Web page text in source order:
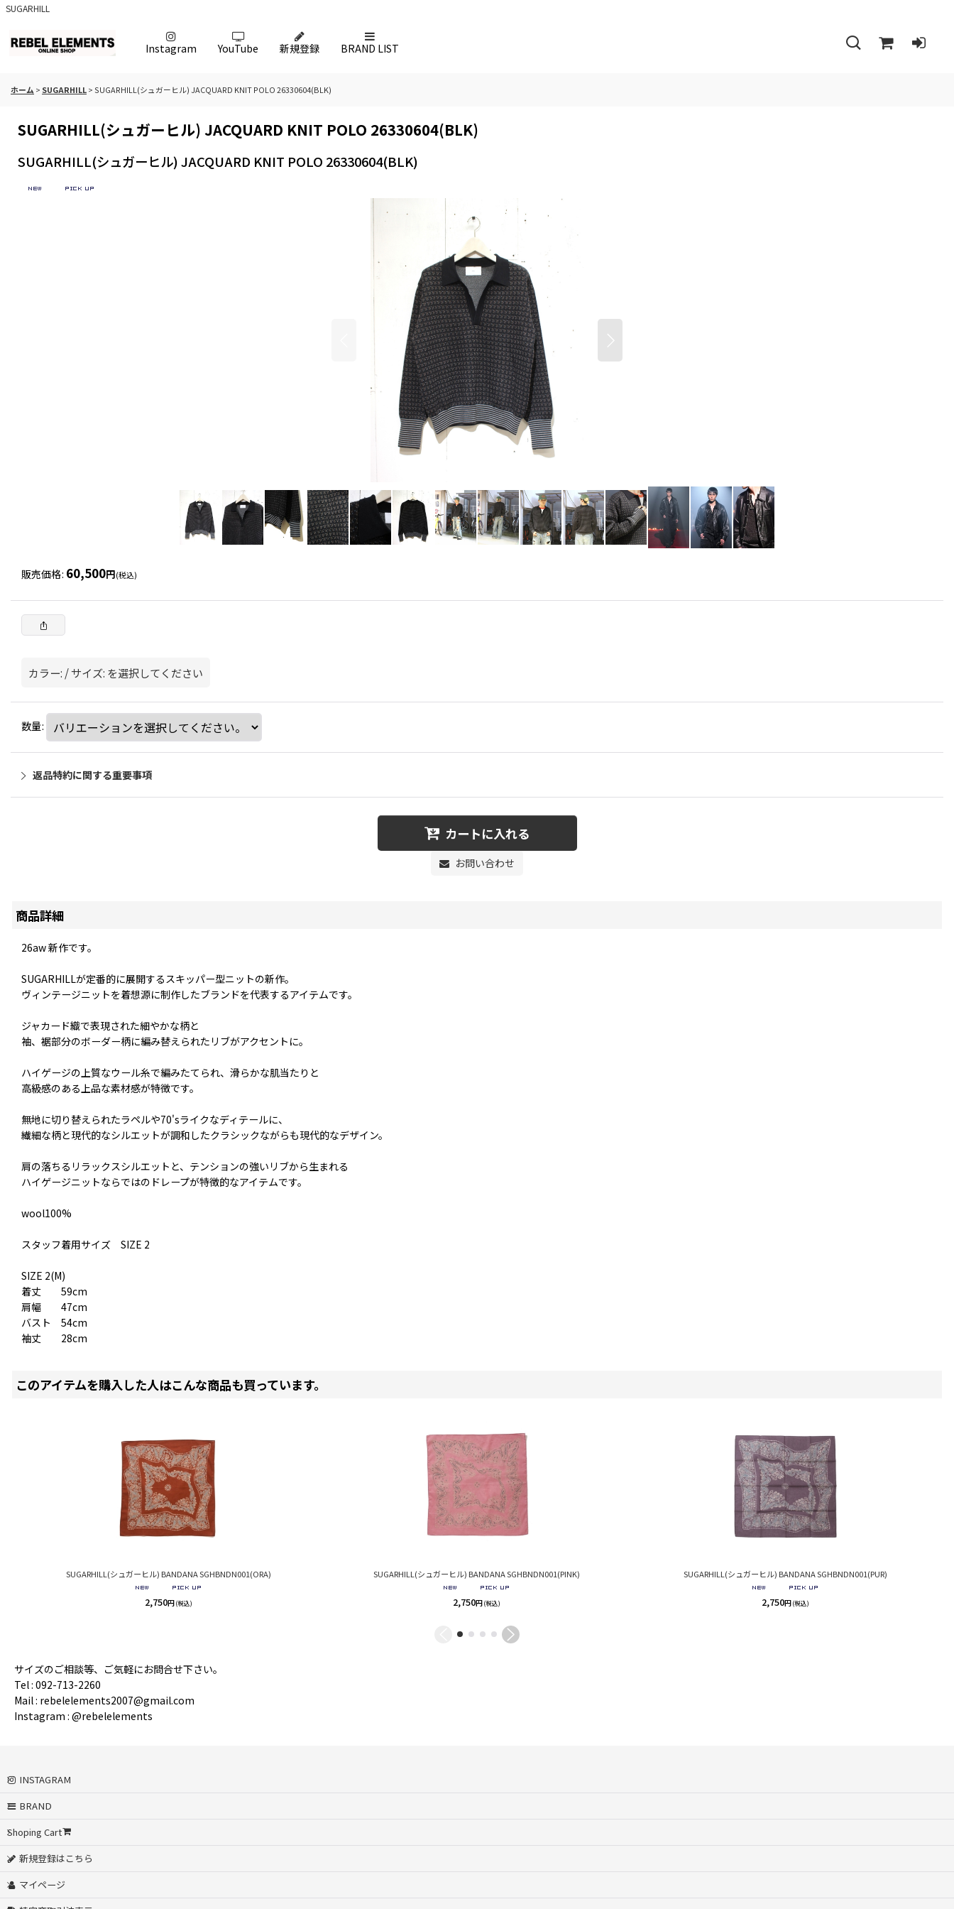
SUGARHILL
Instagram YouTube 新規登録 BRAND LIST
ホーム > SUGARHILL> SUGARHILL(シュガーヒル) JACQUARD KNIT POLO 26330604(BLK)
SUGARHILL(シュガーヒル) JACQUARD KNIT POLO 26330604(BLK)
SUGARHILL(シュガーヒル) JACQUARD KNIT POLO 26330604(BLK)
販売価格: 60,500円(税込)
カラー: /サイズ: を選択してください
数量:
返品特約に関する重要事項
カートに入れる
お問い合わせ
商品詳細
26aw 新作です。
SUGARHILLが定番的に展開するスキッパー型ニットの新作。
ヴィンテージニットを着想源に制作したブランドを代表するアイテムです。
ジャカード織で表現された細やかな柄と
袖、裾部分のボーダー柄に編み替えられたリブがアクセントに。
ハイゲージの上質なウール糸で編みたてられ、滑らかな肌当たりと
高級感のある上品な素材感が特徴です。
無地に切り替えられたラペルや70'sライクなディテールに、
繊細な柄と現代的なシルエットが調和したクラシックながらも現代的なデザイン。
肩の落ちるリラックスシルエットと、テンションの強いリブから生まれる
ハイゲージニットならではのドレープが特徴的なアイテムです。
wool100%
スタッフ着用サイズ SIZE 2
SIZE 2(M)
着丈 59cm
肩幅 47cm
バスト 54cm
袖丈 28cm
このアイテムを購入した人はこんな商品も買っています。
SUGARHILL(シュガーヒル) BANDANA SGHBNDN001(ORA)
2,750円(税込)
SUGARHILL(シュガーヒル) BANDANA SGHBNDN001(PINK)
2,750円(税込)
SUGARHILL(シュガーヒル) BANDANA SGHBNDN001(PUR)
2,750円(税込)
サイズのご相談等、ご気軽にお問合せ下さい。
Tel : 092-713-2260
Mail : rebelelements2007@gmail.com
Instagram : @rebelelements
INSTAGRAM
BRAND
Shoping Cart
新規登録はこちら
マイページ